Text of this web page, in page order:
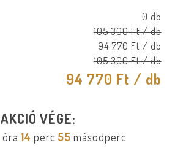
0 db
105 300 Ft/ db
94 770 Ft / db
105 300 Ft/ db
94 770 Ft / db
AKCIÓ VÉGE:
óra 14 perc 55 másodperc